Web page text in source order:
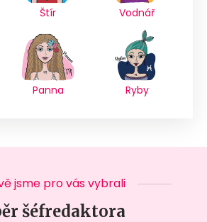
Štír Vodnář
Panna Ryby
jsme pro vás vybrali
šéfredaktora